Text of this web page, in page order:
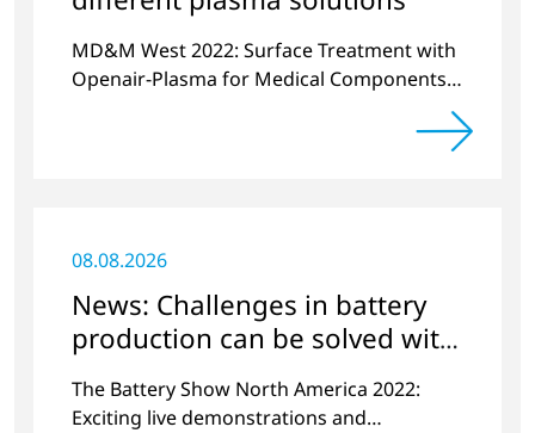
MD&M West 2022: Surface Treatment with
Openair-Plasma for Medical Components
08.08.2026
News: Challenges in battery
production can be solved with
plasma
The Battery Show North America 2022:
Exciting live demonstrations and